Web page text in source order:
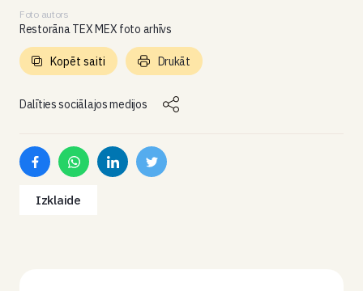
Foto autors
Restorāna TEX MEX foto arhīvs
Dalīties sociālajos medijos
Kopēt saiti Drukāt
Izklaide